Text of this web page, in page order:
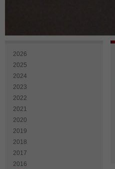
2026
2025
2024
2023
2022
2021
2020
2019
2018
2017
2016